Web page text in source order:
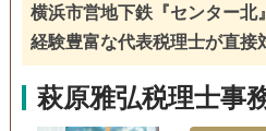
横浜市営地下鉄『センター北
経験豊富な代表税理士が直接
萩原雅弘税理士事